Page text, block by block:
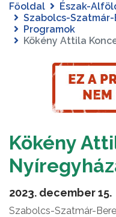
Főoldal
Észak-
Szabolcs-
Programok
Kökény Attila
Kökény
2023. december 15.
Szabolcs-Szatmár-